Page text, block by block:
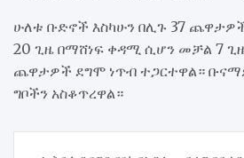
ሁለቱ ቡድኖች እስካሁን በሊጉ 37
20 ጊዜ በማሸነፍ ቀዳሚ ሲሆን መቻል 7 ጊዜ
ጨዋታዎች ደግሞ ነጥብ ተጋርተዋል።
ግቦችን አስቆጥረዋል።